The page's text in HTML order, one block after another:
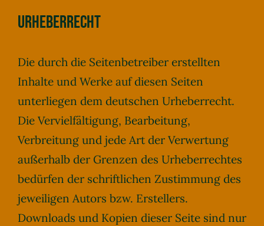
Urheberrecht
Die durch die Seitenbetreiber erstellten
Inhalte und Werke auf diesen Seiten
unterliegen dem deutschen Urheberrecht.
Die Vervielfältigung, Bearbeitung,
Verbreitung und jede Art der Verwertung
außerhalb der Grenzen des Urheberrechtes
bedürfen der schriftlichen Zustimmung des
jeweiligen Autors bzw. Erstellers.
Downloads und Kopien dieser Seite sind nur